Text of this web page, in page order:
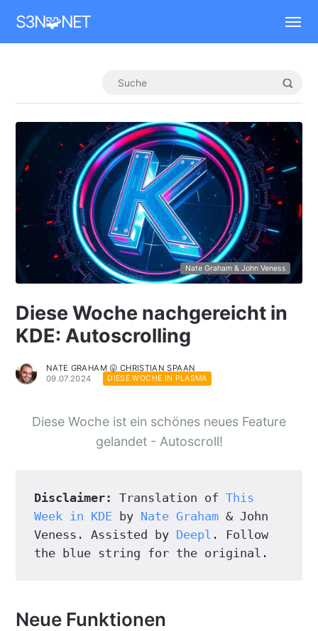
S3N🧩NET
Nate Graham & John Veness
Diese Woche nachgereicht in
KDE: Autoscrolling
NATE GRAHAM 😛 CHRISTIAN SPAAN
09.07.2024
DIESE WOCHE IN PLASMA
Diese Woche ist ein schönes neues Feature
gelandet - Autoscroll!
Disclaimer: Translation of This
Week in KDE by Nate Graham & John
Veness. Assisted by Deepl . Follow
the blue string for the original.
Neue Funktionen